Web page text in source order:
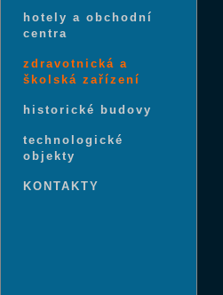
hotely a obchodní
centra
zdravotnická a
školská zařízení
historické budovy
technologické
objekty
KONTAKTY